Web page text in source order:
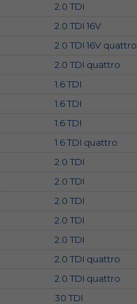
2.0 TDI
2.0 TDI 16V
2.0 TDI 16V quattro
2.0 TDI quattro
1.6 TDI
1.6 TDI
1.6 TDI
1.6 TDI quattro
2.0 TDI
2.0 TDI
2.0 TDI
2.0 TDI
2.0 TDI
2.0 TDI quattro
2.0 TDI quattro
30 TDI